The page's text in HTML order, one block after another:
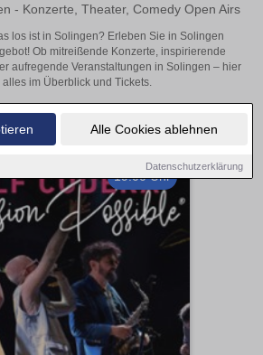
Alle Cookies ablehnen
Datenschutzerklärung
- Konzerte, Theater, Comedy Open Airs
los ist in Solingen? Erleben Sie in Solingen
Ob mitreißende Konzerte, inspirierende
aufregende Veranstaltungen in Solingen – hier
alles im Überblick und Tickets.
19:00 Uhr